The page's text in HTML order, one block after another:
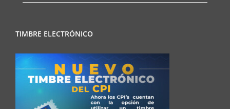
TIMBRE ELECTRÓNICO